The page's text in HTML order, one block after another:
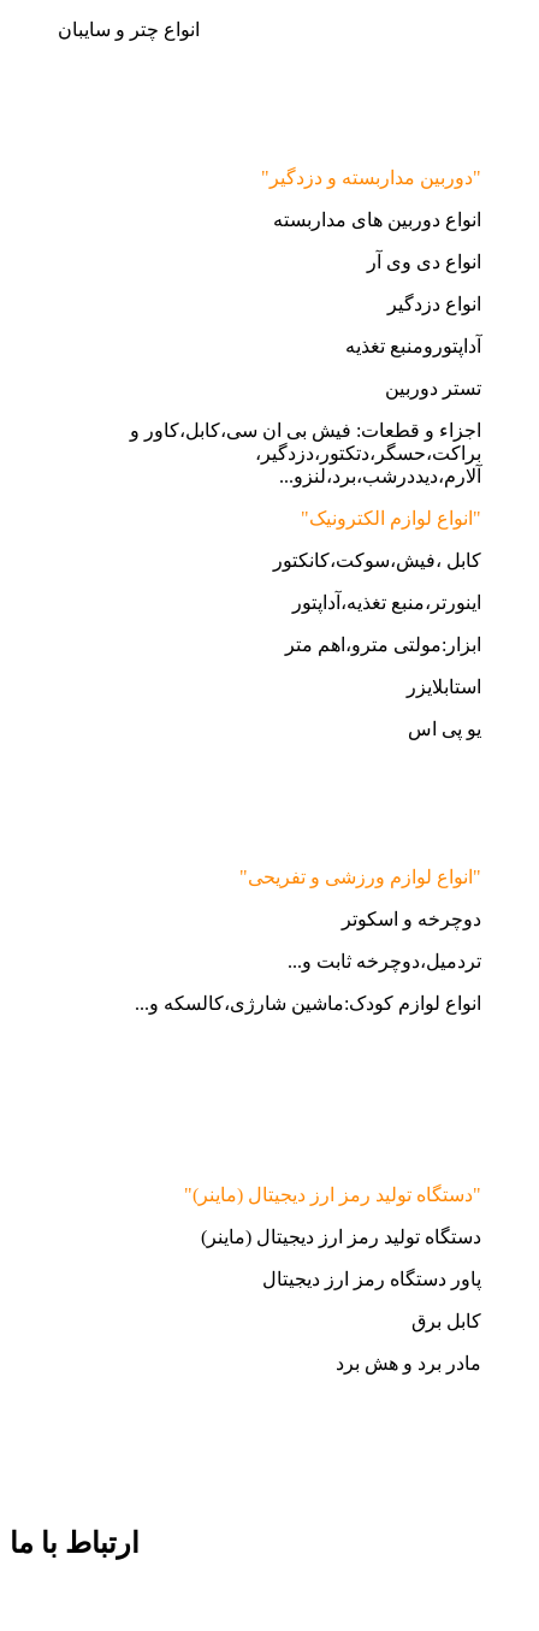
انواع چتر و سایبان
"دوربین مداربسته و دزدگیر"
انواع دوربین های مداربسته
انواع دی وی آر
انواع دزدگیر
آداپتورومنبع تغذیه
تستر دوربین
اجزاء و قطعات: فیش بی ان سی،کابل،کاور و
براکت،حسگر،دتکتور،دزدگیر،
آلارم،دیددرشب،برد،لنزو...
"انواع لوازم الکترونیک"
کابل ،فیش،سوکت،کانکتور
اینورتر،منبع تغذیه،آداپتور
ابزار:مولتی مترو،اهم متر
استابلایزر
یو پی اس
"انواع لوازم ورزشی و تفریحی"
دوچرخه و اسکوتر
تردمیل،دوچرخه ثابت و...
انواع لوازم کودک:ماشین شارژی،کالسکه و...
"دستگاه تولید رمز ارز دیجیتال (ماینر)"
دستگاه تولید رمز ارز دیجیتال (ماینر)
پاور دستگاه رمز ارز دیجیتال
کابل برق
مادر برد و هش برد
ارتباط با ما